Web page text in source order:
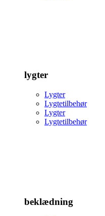
lygter
Lygter
Lygtetilbehør
Lygter
Lygtetilbehør
beklædning